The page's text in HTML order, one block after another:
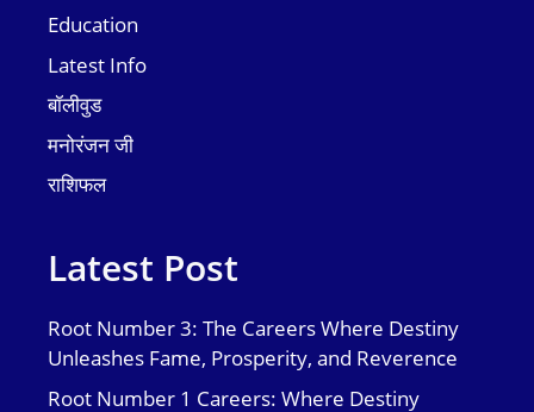
Education
Latest Info
बॉलीवुड
मनोरंजन जी
राशिफल
Latest Post
Root Number 3: The Careers Where Destiny
Unleashes Fame, Prosperity, and Reverence
Root Number 1 Careers: Where Destiny